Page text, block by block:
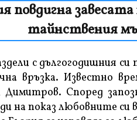
повдигна
тайнствения
с дългогодишния
връзка. Известно
Според
на показ любовните си